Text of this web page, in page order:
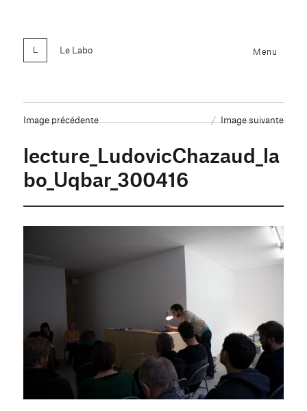
Le Labo Menu
Image précédente Image suivante
lecture_LudovicChazaud_la
bo_Uqbar_300416